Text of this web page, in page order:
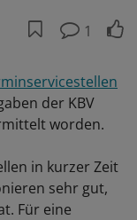
1
der KBV
worden.
in kurzer Zeit
sehr gut,
Für eine